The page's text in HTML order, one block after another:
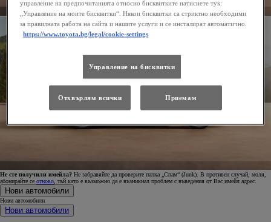
Не сте получили имейла? Не забравяйте да проверите папка „Спам“ (Junk). В противен случай, моля,
абонирайте се отново, тъй като е възможно да е възникнал проблем с въведения от Вас имейл адрес.
Нови автомобили
Нови автомобили
Нови автомобили
управление на предпочитанията относно бисквитките натиснете тук:
„Управление на моите бисквитки“. Някои бисквитки са стриктно необходими
за правилната работа на сайта и нашите услуги и се инсталират автоматично.
https://www.toyota.bg/legal/cookie-settings
Управление на бисквитки
Отхвърлям всички Приемам